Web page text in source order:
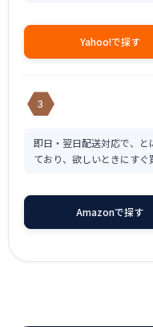
Yahoo!で探す
3
即日・翌日配送対応で、
ており、欲しいときにすぐ
Amazonで探す